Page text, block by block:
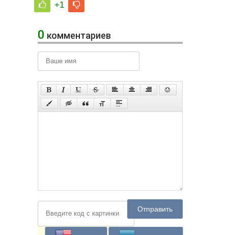
+1
0 комментариев
Отправить